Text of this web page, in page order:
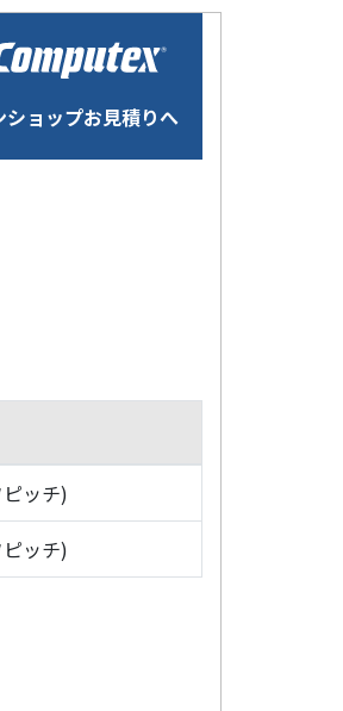
ショップお見積りへ
ッチ)
ッチ)